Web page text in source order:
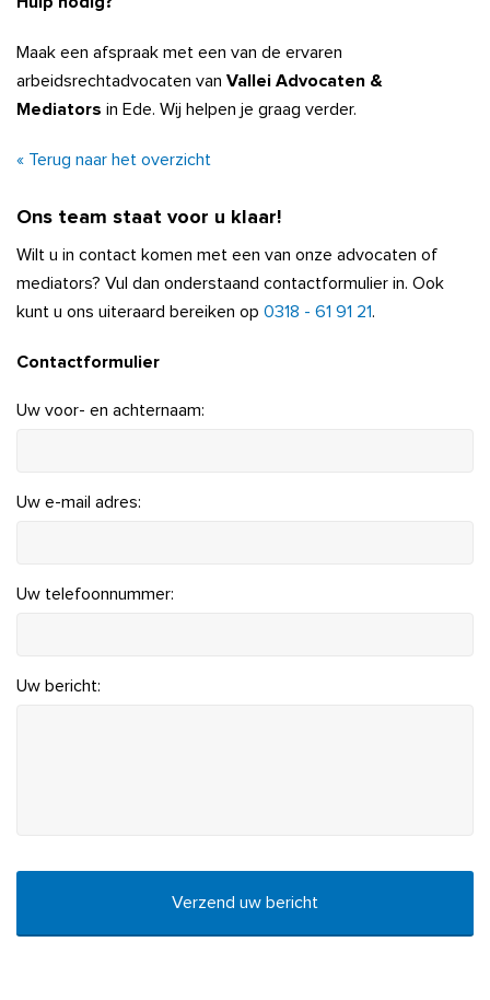
Maak een afspraak met een van de ervaren
arbeidsrechtadvocaten van Vallei Advocaten &
Mediators in Ede. Wij helpen je graag verder.
« Terug naar het overzicht
Ons team staat voor u klaar!
Wilt u in contact komen met een van onze advocaten of
mediators? Vul dan onderstaand contactformulier in. Ook
kunt u ons uiteraard bereiken op 0318 - 61 91 21.
Contactformulier
Uw voor- en achternaam:
Uw e-mail adres:
Uw telefoonnummer:
Uw bericht: